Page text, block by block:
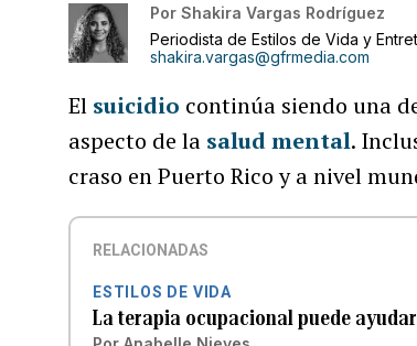
Por Shakira Vargas Rodríguez
Periodista de Estilos de Vida y
shakira.vargas@gfrmedia.com
El suicidio continúa siendo una
aspecto de la salud mental.
craso en Puerto Rico y a nivel
RELACIONADAS
ESTILOS DE VIDA
La terapia ocupacional puede